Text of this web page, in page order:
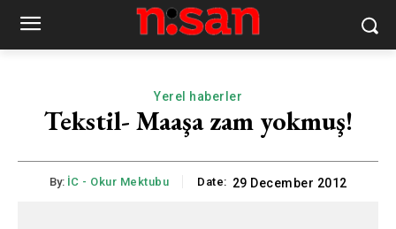
Yerel haberler
Tekstil- Maaşa zam yokmuş!
By: İC - Okur Mektubu Date: 29 December 2012